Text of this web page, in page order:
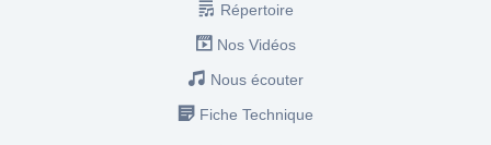
Répertoire
Nos Vidéos
Nous écouter
Fiche Technique